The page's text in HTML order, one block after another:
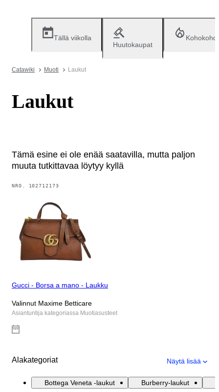
Tällä viikolla
Huutokaupat
Catawiki Muoti Laukut
Laukut
Tämä esine ei ole enää saatavilla, mutta paljon
muuta tutkittavaa löytyy kyllä
NRO. 102712173
Gucci - Borsa a mano - Laukku
Valinnut Maxime Betticare
Asiantuntija kategoriassa Muotiasusteet
Alakategoriat Näytä lisää
Bottega Veneta -laukut Burberry-laukut